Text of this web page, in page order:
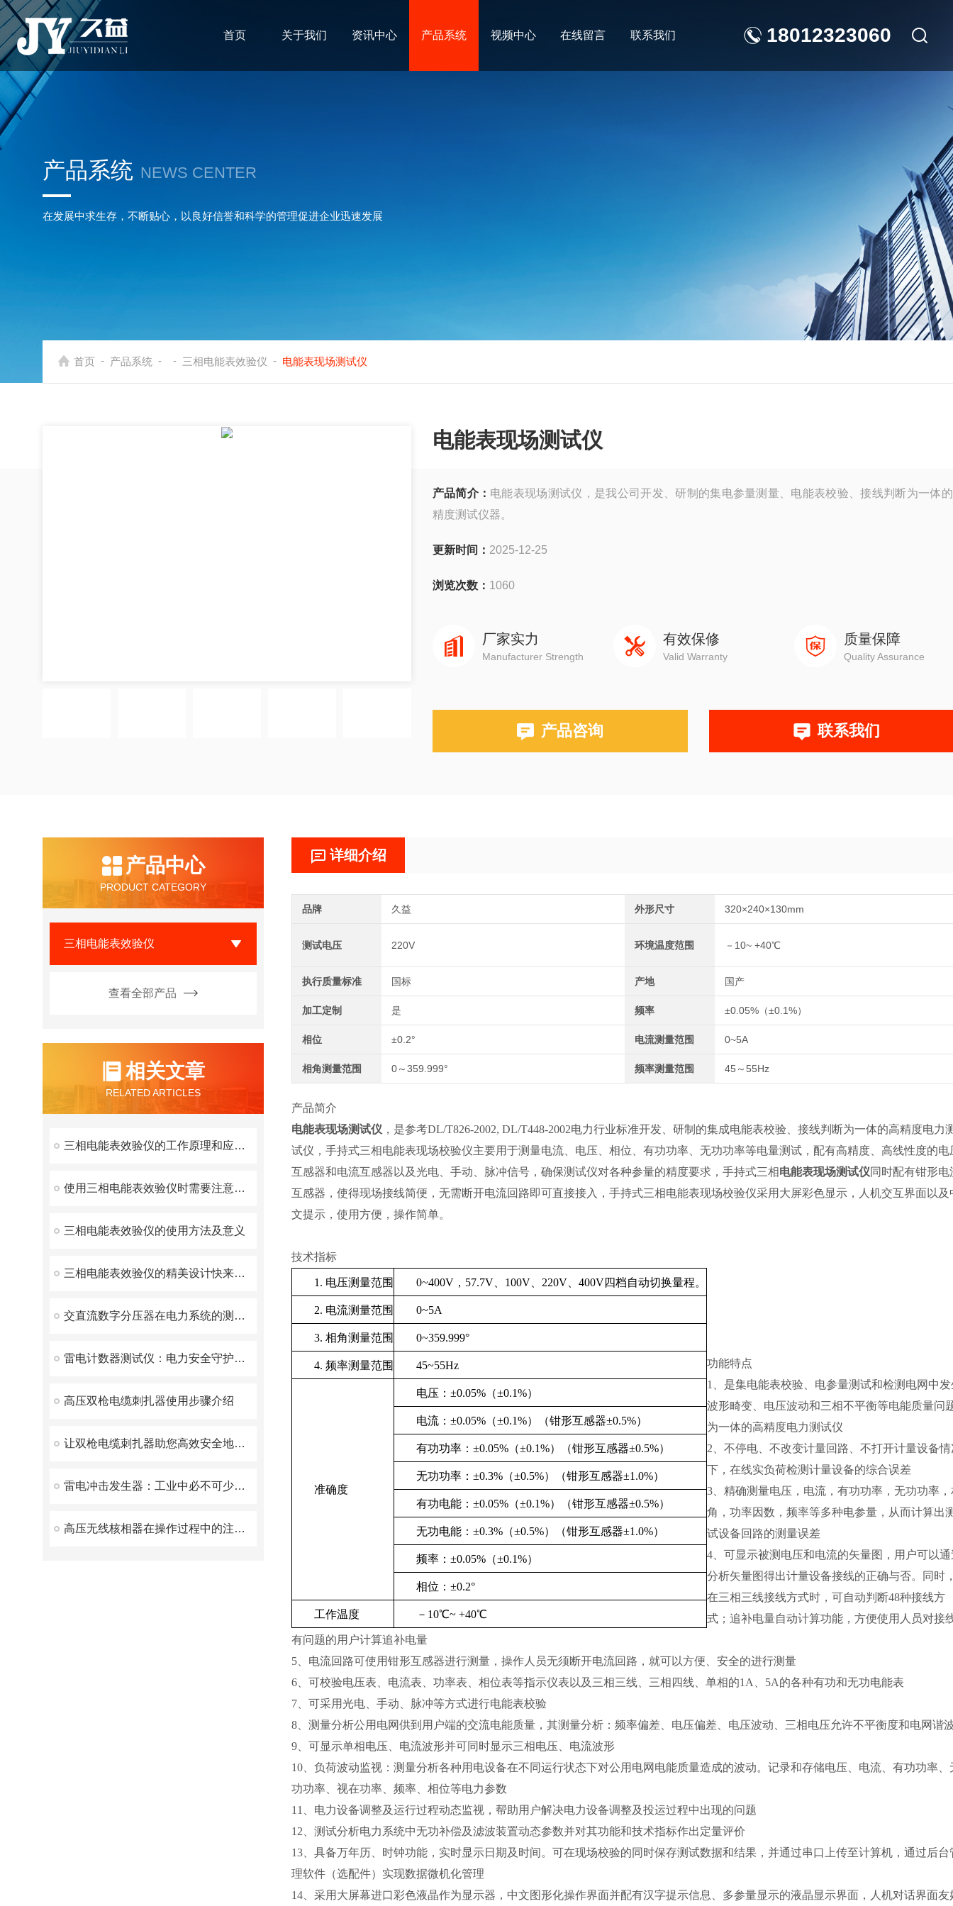
18012323060
首页 关于我们 资讯中心 产品系统 视频中心 在线留言 联系我们
产品系统 NEWS CENTER
在发展中求生存，不断贴心，以良好信誉和科学的管理促进企业迅速发展
首页 - 产品系统 - - 三相电能表效验仪 - 电能表现场测试仪
电能表现场测试仪
产品简介： 电能表现场测试仪，是我公司开发、研制的集电参量测量、电能表校验、接线判断为一体
精度测试仪器。
更新时间： 2025-12-25
浏览次数： 1060
厂家实力
Manufacturer Strength
有效保修
Valid Warranty
质量保障
Quality Assurance
产品咨询 联系我们
产品中心
PRODUCT CATEGORY
三相电能表效验仪
查看全部产品
相关文章
RELATED ARTICLES
三相电能表效验仪的工作原理和应用技巧
使用三相电能表效验仪时需要注意以下几点
三相电能表效验仪的使用方法及意义
三相电能表效验仪的精美设计快来看看
交直流数字分压器在电力系统的测量和调试中发挥了重要作用
雷电计数器测试仪：电力安全守护者的深度解析
高压双枪电缆刺扎器使用步骤介绍
让双枪电缆刺扎器助您高效安全地施工
雷电冲击发生器：工业中必不可少的电磁兼容测试设备
高压无线核相器在操作过程中的注意事项
详细介绍
品牌 久益 外形尺寸 320×240×130mm
测试电压 220V 环境温度范围 －10~ +40℃
执行质量标准 国标 产地 国产
加工定制 是 频率 ±0.05%（±0.1%）
相位 ±0.2° 电流测量范围 0~5A
相角测量范围 0～359.999° 频率测量范围 45～55Hz
产品简介
电能表现场测试仪 ，是参考DL/T826-2002, DL/T448-2002电力行业标准开发、研制的集成电能表校验、接线判断为一体的高精度电力
试仪，手持式三相电能表现场校验仪主要用于测量电流、电压、相位、有功功率、无功功率等电量测试，配有高精度、高线性度的电
互感器和电流互感器以及光电、手动、脉冲信号，确保测试仪对各种参量的精度要求，手持式三相电能表现场测试仪同时配有钳形电
互感器，使得现场接线简便，无需断开电流回路即可直接接入，手持式三相电能表现场校验仪采用大屏彩色显示，人机交互界面以及
文提示，使用方便，操作简单。
技术指标
1. 电压测量范围 0~400V，57.7V、100V、220V、400V四档自动切换量程。
2. 电流测量范围 0~5A
3. 相角测量范围 0~359.999°
4. 频率测量范围 45~55Hz
准确度
电压：±0.05%（±0.1%）
电流：±0.05%（±0.1%）（钳形互感器±0.5%）
有功功率：±0.05%（±0.1%）（钳形互感器±0.5%）
无功功率：±0.3%（±0.5%）（钳形互感器±1.0%）
有功电能：±0.05%（±0.1%）（钳形互感器±0.5%）
无功电能：±0.3%（±0.5%）（钳形互感器±1.0%）
频率：±0.05%（±0.1%）
相位：±0.2°
工作温度 －10℃~ +40℃
功能特点
1、是集电能表校验、电参量测试和检测电网中发
波形畸变、电压波动和三相不平衡等电能质量问
为一体的高精度电力测试仪
2、不停电、不改变计量回路、不打开计量设备情
下，在线实负荷检测计量设备的综合误差
3、精确测量电压，电流，有功功率，无功功率，
角，功率因数，频率等多种电参量，从而计算出
试设备回路的测量误差
4、可显示被测电压和电流的矢量图，用户可以通
分析矢量图得出计量设备接线的正确与否。同时
在三相三线接线方式时，可自动判断48种接线方
式；追补电量自动计算功能，方便使用人员对接
有问题的用户计算追补电量
5、电流回路可使用钳形互感器进行测量，操作人员无须断开电流回路，就可以方便、安全的进行测量
6、可校验电压表、电流表、功率表、相位表等指示仪表以及三相三线、三相四线、单相的1A、5A的各种有功和无功电能表
7、可采用光电、手动、脉冲等方式进行电能表校验
8、测量分析公用电网供到用户端的交流电能质量，其测量分析：频率偏差、电压偏差、电压波动、三相电压允许不平衡度和电网谐
9、可显示单相电压、电流波形并可同时显示三相电压、电流波形
10、负荷波动监视：测量分析各种用电设备在不同运行状态下对公用电网电能质量造成的波动。记录和存储电压、电流、有功功率、
功功率、视在功率、频率、相位等电力参数
11、电力设备调整及运行过程动态监视，帮助用户解决电力设备调整及投运过程中出现的问题
12、测试分析电力系统中无功补偿及滤波装置动态参数并对其功能和技术指标作出定量评价
13、具备万年历、时钟功能，实时显示日期及时间。可在现场校验的同时保存测试数据和结果，并通过串口上传至计算机，通过后台
理软件（选配件）实现数据微机化管理
14、采用大屏幕进口彩色液晶作为显示器，中文图形化操作界面并配有汉字提示信息、多参量显示的液晶显示界面，人机对话界面友